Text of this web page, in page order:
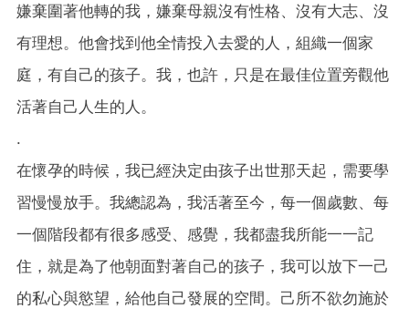
嫌棄圍著他轉的我，嫌棄母親沒有性格、沒有大志、沒
有理想。他會找到他全情投入去愛的人，組織一個家
庭，有自己的孩子。我，也許，只是在最佳位置旁觀他
活著自己人生的人。
.
在懷孕的時候，我已經決定由孩子出世那天起，需要學
習慢慢放手。我總認為，我活著至今，每一個歲數、每
一個階段都有很多感受、感覺，我都盡我所能一一記
住，就是為了他朝面對著自己的孩子，我可以放下一己
的私心與慾望，給他自己發展的空間。己所不欲勿施於